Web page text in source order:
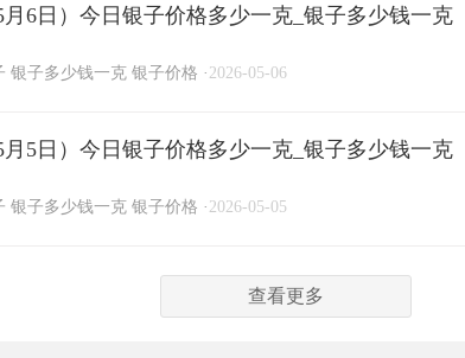
5月6日）今日银子价格多少一克_银子多少钱一克
银子多少钱一克 银子价格 · 2026-05-06
5月5日）今日银子价格多少一克_银子多少钱一克
银子多少钱一克 银子价格 · 2026-05-05
查看更多